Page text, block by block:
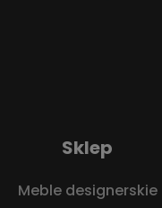
Sklep
Meble designerskie